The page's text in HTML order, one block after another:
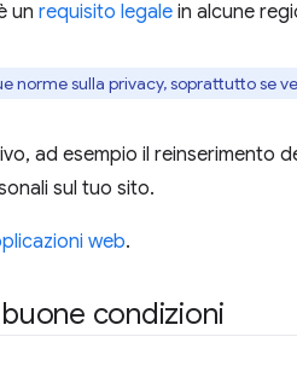
un requisito legale in alcune
norme sulla privacy, soprattutto se
ad esempio il reinserimento
sul tuo sito.
web.
condizioni